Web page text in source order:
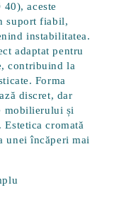
40), aceste
suport fiabil,
instabilitatea.
adaptat pentru
contribuind la
Forma
discret, dar
mobilierului și
cromată
unei încăperi mai